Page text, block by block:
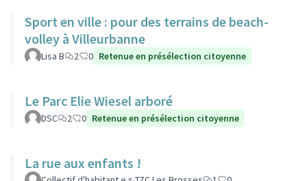
Sport en ville : pour des terrains de beach-
volley à Villeurbanne
Lisa B 2 0 Retenue en présélection citoyenne
Le Parc Elie Wiesel arboré
DSC 2 0 Retenue en présélection citoyenne
La rue aux enfants !